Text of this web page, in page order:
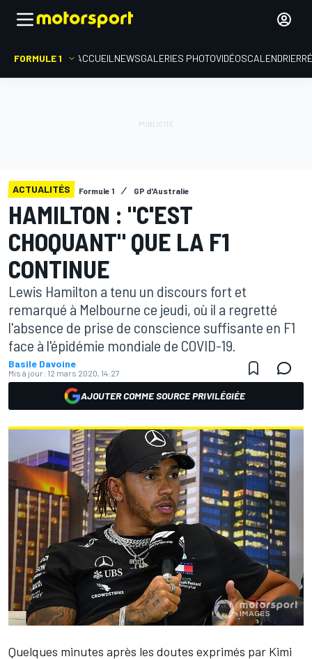
FORMULE 1 ACCUEIL NEWSGALERIES PHOTOVIDÉOSCALENDRIER
ACTUALITÉS Formule 1 GP d'Australie
HAMILTON : "C'EST
CHOQUANT" QUE LA F1
CONTINUE
Lewis Hamilton a tenu un discours fort et
remarqué à Melbourne ce jeudi, où il a regretté
l'absence de prise de conscience suffisante en F1
face à l'épidémie mondiale de COVID-19.
Basile Davoine
Mis à jour: 12 mars 2020, 14:27
AJOUTER COMME SOURCE PRIVILÉGIÉE
Quelques minutes après les doutes exprimés par Kimi